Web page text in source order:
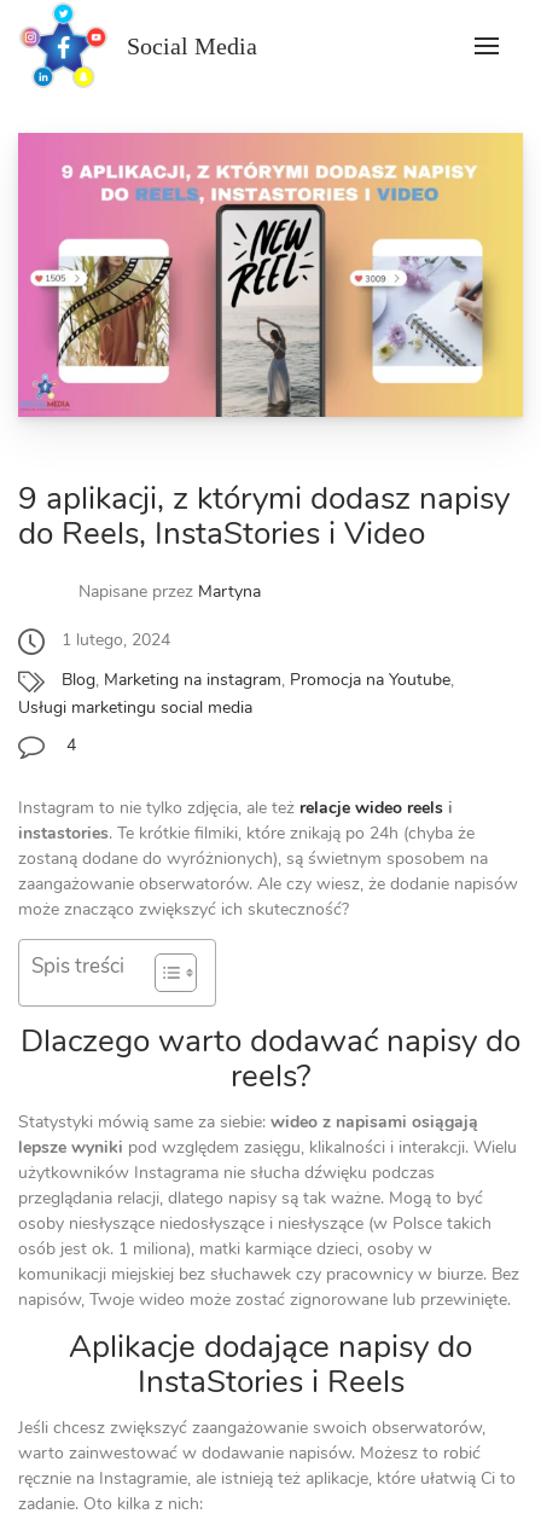
content
Social Media
9 aplikacji, z którymi dodasz napisy
do Reels, InstaStories i Video
Napisane przez Martyna
1 lutego, 2024
Blog, Marketing na instagram, Promocja na Youtube,
Usługi marketingu social media
4
Instagram to nie tylko zdjęcia, ale też relacje wideo reels i
instastories. Te krótkie filmiki, które znikają po 24h (chyba że
zostaną dodane do wyróżnionych), są świetnym sposobem na
zaangażowanie obserwatorów. Ale czy wiesz, że dodanie napisów
może znacząco zwiększyć ich skuteczność?
Spis treści
Dlaczego warto dodawać napisy do
reels?
Statystyki mówią same za siebie: wideo z napisami osiągają
lepsze wyniki pod względem zasięgu, klikalności i interakcji. Wielu
użytkowników Instagrama nie słucha dźwięku podczas
przeglądania relacji, dlatego napisy są tak ważne. Mogą to być
osoby niesłyszące niedosłyszące i niesłyszące (w Polsce takich
osób jest ok. 1 miliona), matki karmiące dzieci, osoby w
komunikacji miejskiej bez słuchawek czy pracownicy w biurze. Bez
napisów, Twoje wideo może zostać zignorowane lub przewinięte.
Aplikacje dodające napisy do
InstaStories i Reels
Jeśli chcesz zwiększyć zaangażowanie swoich obserwatorów,
warto zainwestować w dodawanie napisów. Możesz to robić
ręcznie na Instagramie, ale istnieją też aplikacje, które ułatwią Ci to
zadanie. Oto kilka z nich: